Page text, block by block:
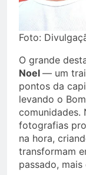
Foto:
O grande
Noel — um
pontos da
levando o
comunidades.
fotografias
na hora,
transformam
passado,